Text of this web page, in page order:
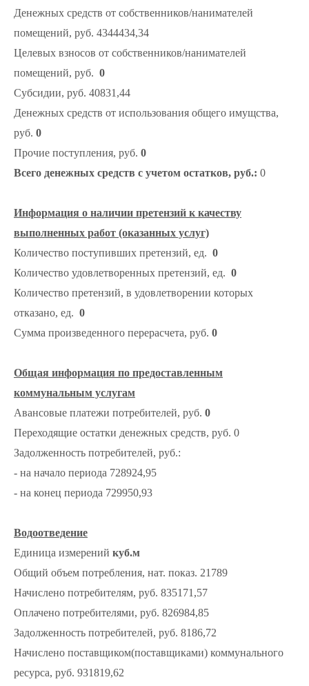
Денежных средств от собственников/нанимателей
помещений, руб. 4344434,34
Целевых взносов от собственников/нанимателей
помещений, руб. 0
Субсидии, руб. 40831,44
Денежных средств от использования общего имущства,
руб. 0
Прочие поступления, руб. 0
Всего денежных средств с учетом остатков, руб.: 0
Информация о наличии претензий к качеству
выполненных работ (оказанных услуг)
Количество поступивших претензий, ед. 0
Количество удовлетворенных претензий, ед. 0
Количество претензий, в удовлетворении которых
отказано, ед. 0
Сумма произведенного перерасчета, руб. 0
Общая информация по предоставленным
коммунальным услугам
Авансовые платежи потребителей, руб. 0
Переходящие остатки денежных средств, руб. 0
Задолженность потребителей, руб.:
- на начало периода 728924,95
- на конец периода 729950,93
Водоотведение
Единица измерений куб.м
Общий объем потребления, нат. показ. 21789
Начислено потребителям, руб. 835171,57
Оплачено потребителями, руб. 826984,85
Задолженность потребителей, руб. 8186,72
Начислено поставщиком(поставщиками) коммунального
ресурса, руб. 931819,62